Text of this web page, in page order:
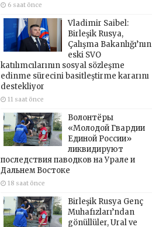
6 saat önce
Vladimir Saibel:
Birleşik Rusya,
Çalışma Bakanlığı’nın
eski SVO
katılımcılarının sosyal sözleşme
edinme sürecini basitleştirme kararını
destekliyor
11 saat önce
Волонтёры
«Молодой Гвардии
Единой России»
ликвидируют
последствия паводков на Урале и
Дальнем Востоке
18 saat önce
Birleşik Rusya Genç
Muhafızları’ndan
gönüllüler, Ural ve